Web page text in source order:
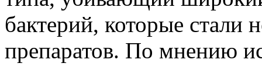
бактерий, которые
препаратов. По мнению